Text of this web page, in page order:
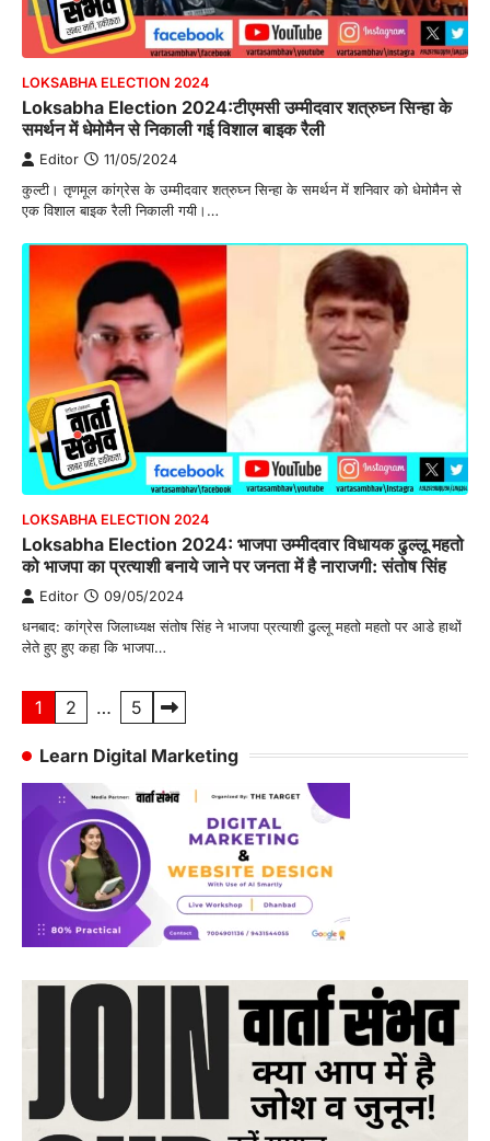
LOKSABHA ELECTION 2024
Loksabha Election 2024:टीएमसी उम्मीदवार शत्रुघ्न सिन्हा के
समर्थन में धेमोमैन से निकाली गई विशाल बाइक रैली
Editor 11/05/2024
कुल्टी। तृणमूल कांग्रेस के उम्मीदवार शत्रुघ्न सिन्हा के समर्थन में शनिवार को धेमोमैन से
एक विशाल बाइक रैली निकाली गयी।…
LOKSABHA ELECTION 2024
Loksabha Election 2024: भाजपा उम्मीदवार विधायक ढुल्लू महतो
को भाजपा का प्रत्याशी बनाये जाने पर जनता में है नाराजगी: संतोष सिंह
Editor 09/05/2024
धनबाद: कांग्रेस जिलाध्यक्ष संतोष सिंह ने भाजपा प्रत्याशी ढुल्लू महतो महतो पर आडे हाथों
लेते हुए हुए कहा कि भाजपा…
Posts
1 2 … 5
Learn Digital Marketing